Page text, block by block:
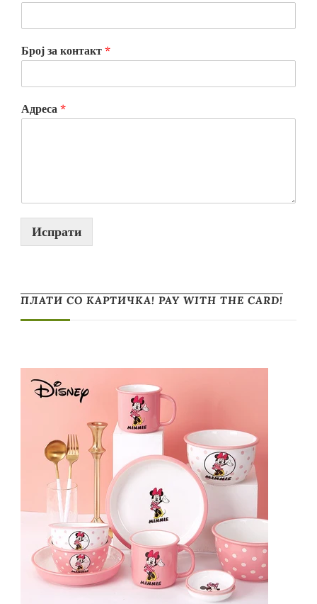
Број за контакт *
Адреса *
Испрати
ПЛАТИ СО КАРТИЧКА! PAY WITH THE CARD!